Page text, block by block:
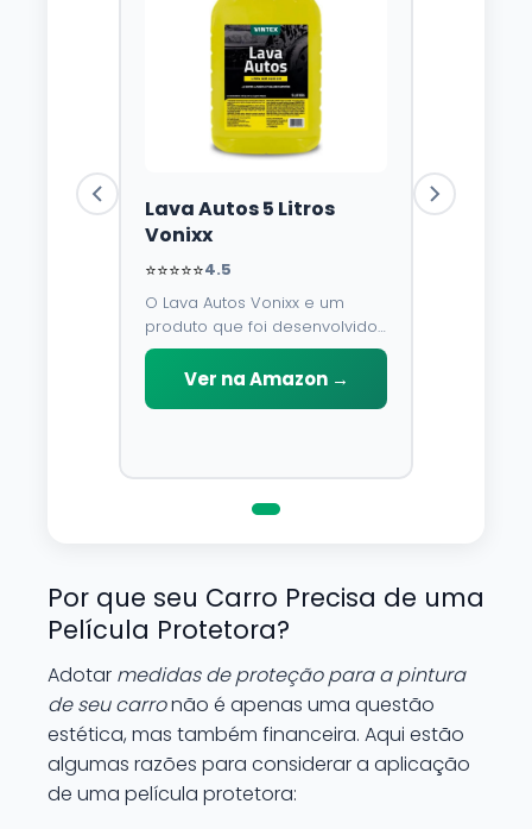
Lava Autos 5 Litros
Vonixx
⭐⭐⭐⭐⭐4.5
O Lava Autos Vonixx e um
produto que foi desenvolvido
para limpar, proteger e
conservar a lataria do veiculo.
Por possuir pH neutro, pode
Ver na Amazon →
Por que seu Carro Precisa de uma
Película Protetora?
Adotar medidas de proteção para a pintura
de seu carronão é apenas uma questão
estética, mas também financeira. Aqui estão
algumas razões para considerar a aplicação
de uma película protetora: